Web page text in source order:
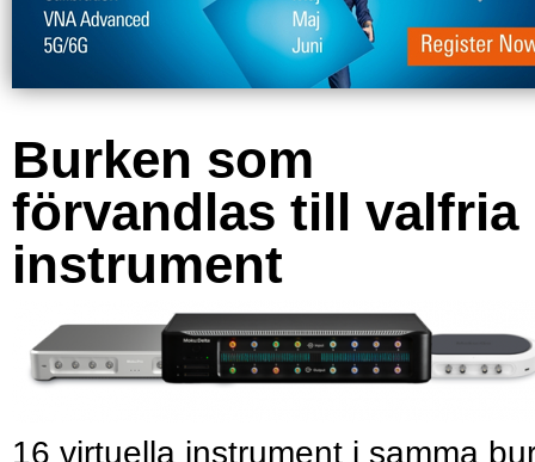
Burken som
förvandlas till valfria
instrument
16 virtuella instrument i samma